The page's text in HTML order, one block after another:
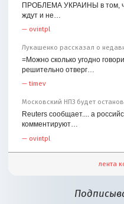
ПРОБЛЕМА УКРАИНЫ в том,
ждут и не…
— ovintpl
Лукашенко рассказал о
=Можно сколько угодно
решительно отверг…
—timev
Московский НПЗ будет
Reuters сообщает.... а
комментируют…
— ovintpl
лента